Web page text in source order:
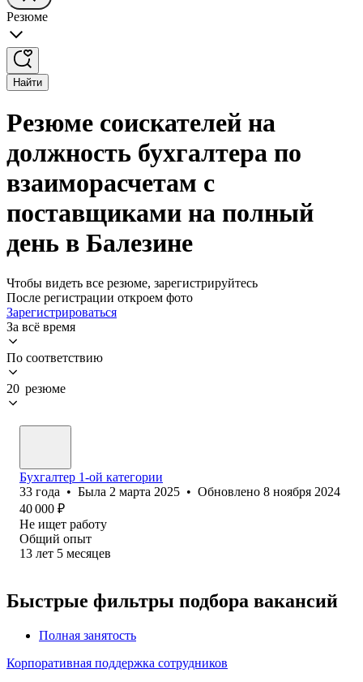
Резюме
Найти
Резюме соискателей на
должность бухгалтера по
взаиморасчетам с
поставщиками на полный
день в Балезине
Чтобы видеть все резюме, зарегистрируйтесь
После регистрации откроем фото
Зарегистрироваться
За всё время
По соответствию
20 резюме
Бухгалтер 1-ой категории
33 года • Была 2 марта 2025 • Обновлено 8 ноября 2024
40 000 ₽
Не ищет работу
Общий опыт
13 лет 5 месяцев
Быстрые фильтры подбора вакансий
Полная занятость
Корпоративная поддержка сотрудников